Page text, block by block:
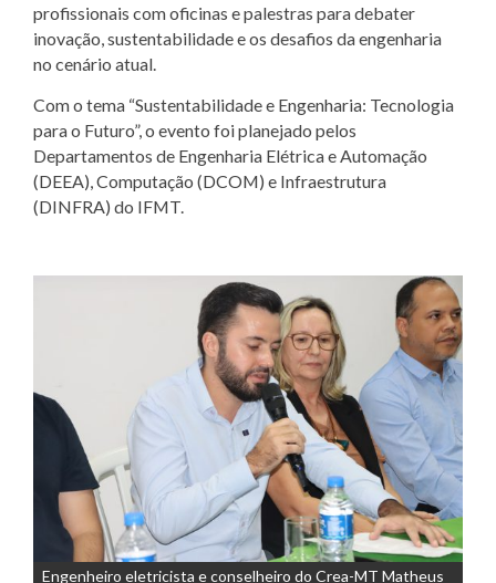
profissionais com oficinas e palestras para debater
inovação, sustentabilidade e os desafios da engenharia
no cenário atual.
Com o tema “Sustentabilidade e Engenharia: Tecnologia
para o Futuro”, o evento foi planejado pelos
Departamentos de Engenharia Elétrica e Automação
(DEEA), Computação (DCOM) e Infraestrutura
(DINFRA) do IFMT.
Engenheiro eletricista e conselheiro do Crea-MT Matheus